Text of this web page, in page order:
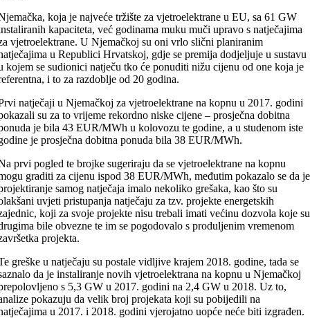
koja je najveće tržište za vjetroelektrane u EU, sa 61 GW
kapaciteta, već godinama muku muči upravo s natječajima
vjetroelektrane. U Njemačkoj su oni vrlo slični planiranim
u Republici Hrvatskoj, gdje se premija dodjeljuje u sustavu
kojem se sudionici natječu tko će ponuditi nižu cijenu od one koja je
i to za razdoblje od 20 godina.
natječaji u Njemačkoj za vjetroelektrane na kopnu u 2017. godini
su za to vrijeme rekordno niske cijene – prosječna dobitna
je bila 43 EUR/MWh u kolovozu te godine, a u studenom iste
je prosječna dobitna ponuda bila 38 EUR/MWh.
prvi pogled te brojke sugeriraju da se vjetroelektrane na kopnu
graditi za cijenu ispod 38 EUR/MWh, međutim pokazalo se da je
samog natječaja imalo nekoliko grešaka, kao što su
uvjeti pristupanja natječaju za tzv. projekte energetskih
koji za svoje projekte nisu trebali imati većinu dozvola koje su
bile obvezne te im se pogodovalo s produljenim vremenom
projekta.
greške u natječaju su postale vidljive krajem 2018. godine, tada se
da je instaliranje novih vjetroelektrana na kopnu u Njemačkoj
s 5,3 GW u 2017. godini na 2,4 GW u 2018. Uz to,
pokazuju da velik broj projekata koji su pobijedili na
u 2017. i 2018. godini vjerojatno uopće neće biti izgrađen.